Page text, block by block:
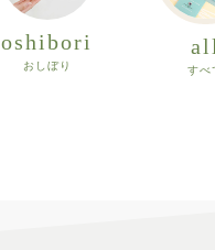
oshibori
おしぼり すべ